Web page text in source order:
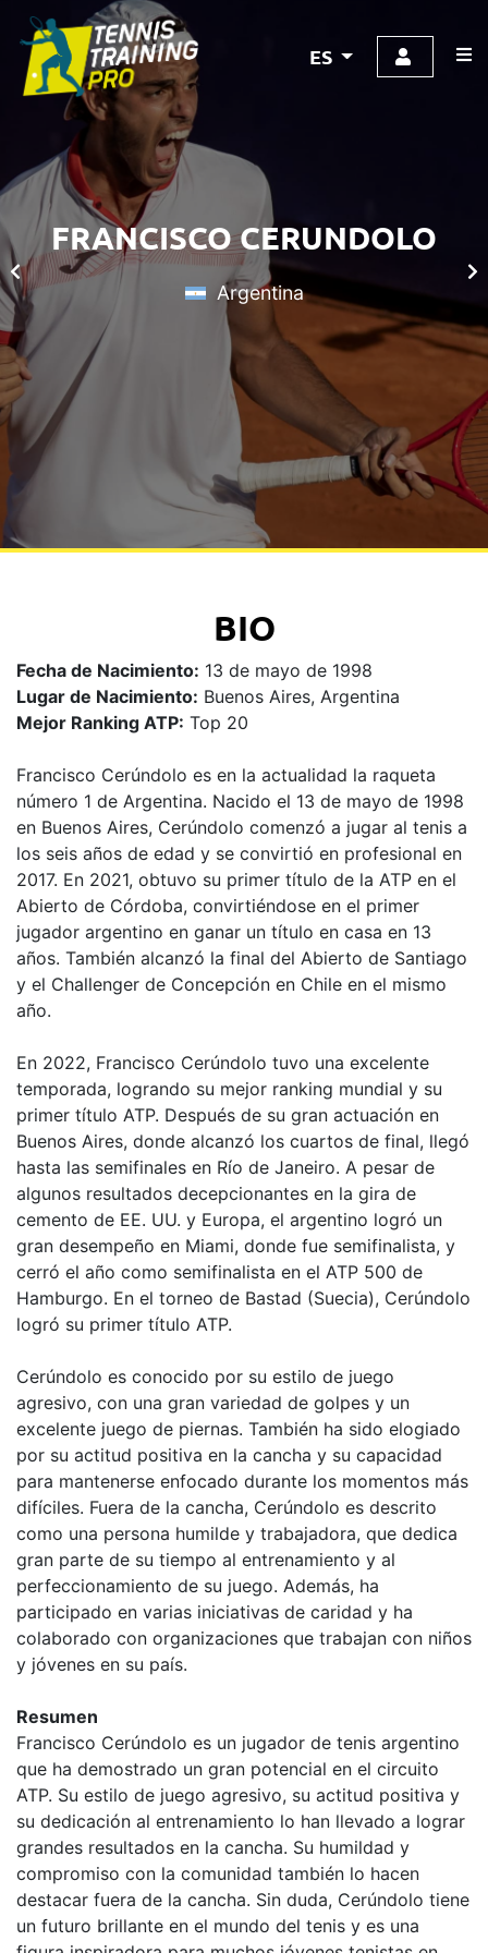
ES
FRANCISCO CERUNDOLO
Argentina
BIO
Fecha de Nacimiento: 13 de mayo de 1998
Lugar de Nacimiento: Buenos Aires, Argentina
Mejor Ranking ATP: Top 20
Francisco Cerúndolo es en la actualidad la raqueta
número 1 de Argentina. Nacido el 13 de mayo de 1998
en Buenos Aires, Cerúndolo comenzó a jugar al tenis a
los seis años de edad y se convirtió en profesional en
2017. En 2021, obtuvo su primer título de la ATP en el
Abierto de Córdoba, convirtiéndose en el primer
jugador argentino en ganar un título en casa en 13
años. También alcanzó la final del Abierto de Santiago
y el Challenger de Concepción en Chile en el mismo
año.
En 2022, Francisco Cerúndolo tuvo una excelente
temporada, logrando su mejor ranking mundial y su
primer título ATP. Después de su gran actuación en
Buenos Aires, donde alcanzó los cuartos de final, llegó
hasta las semifinales en Río de Janeiro. A pesar de
algunos resultados decepcionantes en la gira de
cemento de EE. UU. y Europa, el argentino logró un
gran desempeño en Miami, donde fue semifinalista, y
cerró el año como semifinalista en el ATP 500 de
Hamburgo. En el torneo de Bastad (Suecia), Cerúndolo
logró su primer título ATP.
Cerúndolo es conocido por su estilo de juego
agresivo, con una gran variedad de golpes y un
excelente juego de piernas. También ha sido elogiado
por su actitud positiva en la cancha y su capacidad
para mantenerse enfocado durante los momentos más
difíciles. Fuera de la cancha, Cerúndolo es descrito
como una persona humilde y trabajadora, que dedica
gran parte de su tiempo al entrenamiento y al
perfeccionamiento de su juego. Además, ha
participado en varias iniciativas de caridad y ha
colaborado con organizaciones que trabajan con niños
y jóvenes en su país.
Resumen
Francisco Cerúndolo es un jugador de tenis argentino
que ha demostrado un gran potencial en el circuito
ATP. Su estilo de juego agresivo, su actitud positiva y
su dedicación al entrenamiento lo han llevado a lograr
grandes resultados en la cancha. Su humildad y
compromiso con la comunidad también lo hacen
destacar fuera de la cancha. Sin duda, Cerúndolo tiene
un futuro brillante en el mundo del tenis y es una